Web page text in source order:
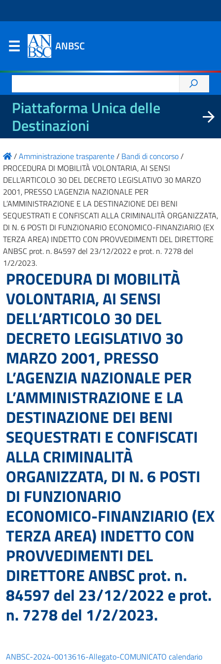
ANBSC
per:
Piattaforma Unica delle
Destinazioni
/Amministrazione trasparente/ Bandi di concorso/
PROCEDURA DI MOBILITÀ VOLONTARIA, AI SENSI
DELL’ARTICOLO 30 DEL DECRETO LEGISLATIVO 30 MARZO
2001, PRESSO L’AGENZIA NAZIONALE PER
L’AMMINISTRAZIONE E LA DESTINAZIONE DEI BENI
SEQUESTRATI E CONFISCATI ALLA CRIMINALITÀ ORGANIZZATA,
DI N. 6 POSTI DI FUNZIONARIO ECONOMICO-FINANZIARIO (EX
TERZA AREA) INDETTO CON PROVVEDIMENTI DEL DIRETTORE
ANBSC prot. n. 84597 del 23/12/2022 e prot. n. 7278 del
1/2/2023.
PROCEDURA DI MOBILITÀ
VOLONTARIA, AI SENSI
DELL’ARTICOLO 30 DEL
DECRETO LEGISLATIVO 30
MARZO 2001, PRESSO
L’AGENZIA NAZIONALE PER
L’AMMINISTRAZIONE E LA
DESTINAZIONE DEI BENI
SEQUESTRATI E CONFISCATI
ALLA CRIMINALITÀ
ORGANIZZATA, DI N. 6 POSTI
DI FUNZIONARIO
ECONOMICO-FINANZIARIO (EX
TERZA AREA) INDETTO CON
PROVVEDIMENTI DEL
DIRETTORE ANBSC prot. n.
84597 del 23/12/2022 e prot.
n. 7278 del 1/2/2023.
ANBSC-2024-0013616-Allegato-COMUNICATO calendario